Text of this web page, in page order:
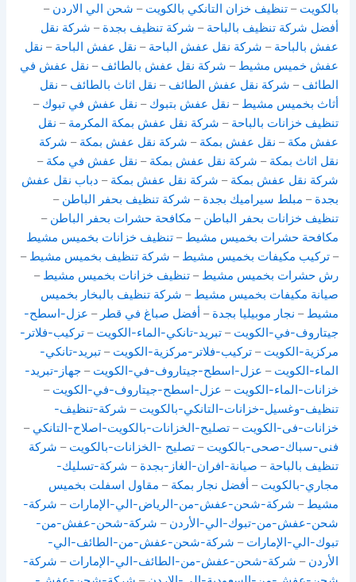
بالكويت –تنظيف خزان التانكي بالكويت – شحن الي الاردن –
أفضل شركة تنظيف بالباحة – شركة تنظيف بجدة – شركة نقل
عفش بالباحة – شركة نقل عفش الباحة – نقل عفش الباحة – نقل
عفش خميس مشيط – شركة نقل عفش بالطائف – نقل عفش في
الطائف – شركة نقل عفش الطائف – نقل اثاث بالطائف – نقل
أثاث بخميس مشيط – نقل عفش بتبوك – نقل عفش في تبوك –
تنظيف خزانات بالباحة – شركة نقل عفش بمكة المكرمة – نقل
عفش مكة – نقل عفش بمكة – شركة نقل عفش بمكة – شركة
نقل اثاث بمكة – شركة نقل عفش بمكة – نقل عفش في مكة –
شركة نقل عفش بمكة – شركة نقل عفش بمكة – دباب نقل عفش
بجدة – مبلط سيراميك بجدة – شركة تنظيف بحفر الباطن –
تنظيف خزانات بحفر الباطن – مكافحة حشرات بحفر الباطن –
مكافحة حشرات بخميس مشيط –تنظيف خزانات بخميس مشيط
–تركيب مكيفات بخميس مشيط – شركة تنظيف بخميس مشيط –
رش حشرات بخميس مشيط –تنظيف خزانات بخميس مشيط –
صيانة مكيفات بخميس مشيط – شركة تنظيف بالبخار بخميس
مشيط – نجار موبيليا بجدة – أفضل صباغ في قطر – عزل-اسطح-
جيتاروف-في-الكويت –تبريد-تانكي-الماء-الكويت –تركيب-فلاتر-
مركزية-الكويت –تركيب-فلاتر-مركزية-الكويت –تبريد-تانكي-
الماء-الكويت – عزل-اسطح-جيتاروف-في-الكويت –جهاز-تبريد-
خزانات-الماء-الكويت – عزل-اسطح-جيتاروف-في-الكويت –
تنظيف-وغسيل-خزانات-التانكي-بالكويت – شركة-تنظيف-
خزانات-فى-الكويت –تصليح-الخزانات-بالكويت-اصلاح-التانكي –
فنى-سباك-صحى-بالكويت –تصليح -الخزانات-بالكويت – شركة
تنظيف بالباحة – صيانة-افران-الغاز-بجدة – شركة-تسليك-
مجاري-بالكويت – أفضل نجار بمكة – مقاول اسفلت بخميس
مشيط – شركة-شحن-عفش-من-الرياض-الي-الإمارات – شركة-
شحن-عفش-من-تبوك-الي-الأردن – شركة-شحن-عفش-من-
تبوك-الي-الإمارات – شركة-شحن-عفش-من-الطائف-الي-
الأردن – شركة-شحن-عفش-من-الطائف-الي-الإمارات – شركة-